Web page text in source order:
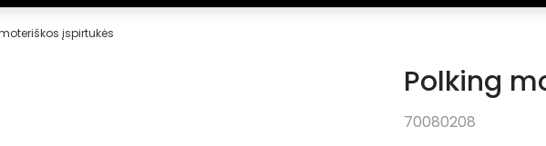
įspirtukės
Polking
70080208